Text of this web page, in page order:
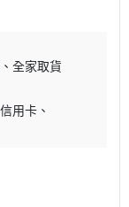
全家取貨
信用卡